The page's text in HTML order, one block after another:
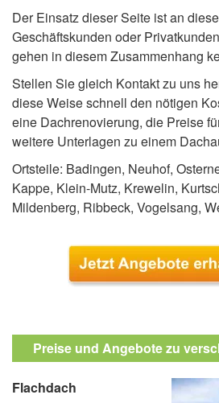
Der Einsatz dieser Seite ist an
Geschäftskunden oder
gehen in diesem Zusammenhang
Stellen Sie gleich Kontakt zu uns
diese Weise schnell den nötigen
eine Dachrenovierung, die Preise
weitere Unterlagen zu einem
Ortsteile: Badingen, Neuhof,
Kappe, Klein-Mutz, Krewelin,
Mildenberg, Ribbeck, Vogelsang,
Preise und Angebote zu
Flachdach